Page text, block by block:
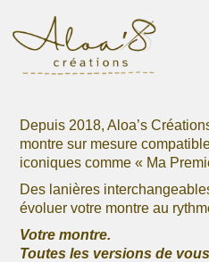
page
Depuis 2018, Aloa’s
montre sur mesure
iconiques comme « Ma
Des lanières
évoluer votre montre au
Votre montre.
Toutes les versions de